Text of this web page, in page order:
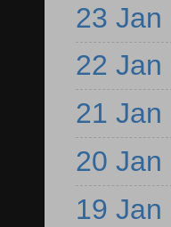
23 Jan
22 Jan
21 Jan
20 Jan
19 Jan